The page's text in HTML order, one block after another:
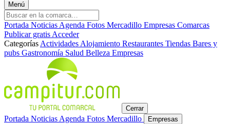
Menú
Portada Noticias Agenda Fotos Mercadillo Empresas Comarcas
Publicar gratis Acceder
Categorías Actividades Alojamiento Restaurantes Tiendas Bares y
pubs Gastronomía Salud Belleza Empresas
Cerrar
Portada Noticias Agenda Fotos Mercadillo Empresas